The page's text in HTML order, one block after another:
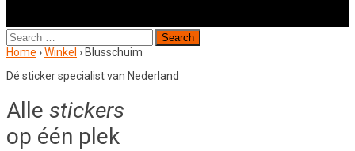
Search
for:
Home ›Winkel › Blusschuim
Dé sticker specialist van Nederland
Alle stickers
op één plek